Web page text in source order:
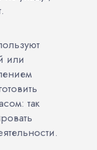
или
так